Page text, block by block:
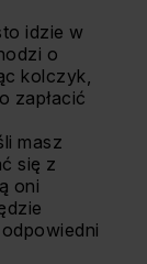
idzie w
o
kolczyk,
zapłacić
masz
się z
oni